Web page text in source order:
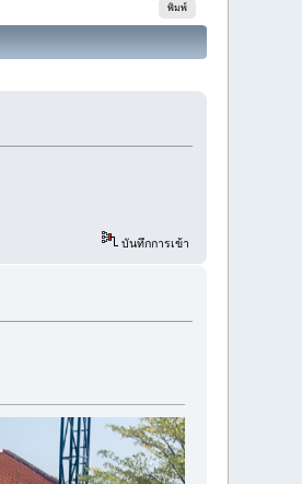
พิมพ์
บันทึกการเข้า